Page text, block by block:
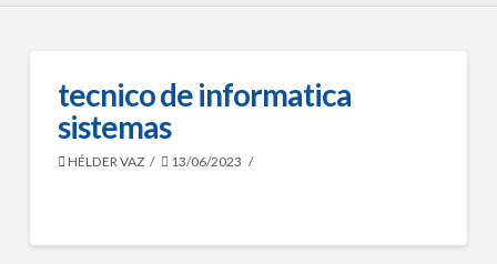
tecnico de informatica
sistemas
HÉLDER VAZ 13/06/2023